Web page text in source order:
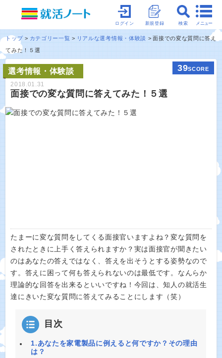
メニュー
検索
新規登録
ログイン
トップ カテゴリー一覧 リアルな選考情報・体験談
面接での変な質問に答え
てみた！５選
選考情報・体験談 39SCORE
2018.01.31
面接での変な質問に答えてみた！５選
たまーに変な質問をしてくる面接官いますよね？変な質問を
されたときに上手く答えられますか？実は面接官が聞きたい
のはあなたの答えではなく、答えを出そうとする姿勢なので
す。答えに困って何も答えられないのは最低です。なんらか
理論的な回答を出来るといいですね！今回は、知人の就活生
達にきいた変な質問に答えてみることにします（笑）
目次
1.あなたを家電製品に例えると何ですか？その理由
は？